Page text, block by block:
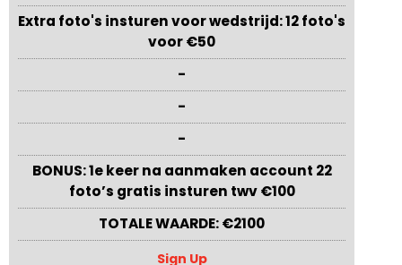
Extra foto's insturen voor wedstrijd: 12 foto's
voor €50
-
-
-
BONUS: 1e keer na aanmaken account 22
foto’s gratis insturen twv €100
TOTALE WAARDE: €2100
Sign Up